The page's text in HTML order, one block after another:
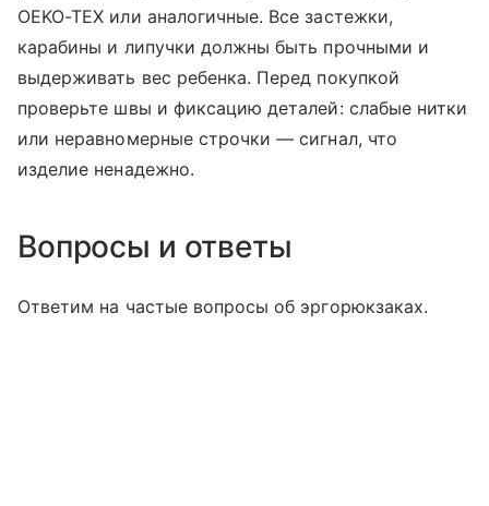
OEKO-TEX или аналогичные. Все застежки,
карабины и липучки должны быть прочными и
выдерживать вес ребенка. Перед покупкой
проверьте швы и фиксацию деталей: слабые нитки
или неравномерные строчки — сигнал, что
изделие ненадежно.
Вопросы и ответы
Ответим на частые вопросы об эргорюкзаках.